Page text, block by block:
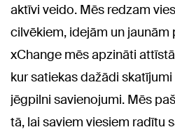
aktīvi veido. Mēs redzam
cilvēkiem, idejām un jaunām
xChange mēs apzināti
kur satiekas dažādi
jēgpilni savienojumi. Mēs
tā, lai saviem viesiem radītu